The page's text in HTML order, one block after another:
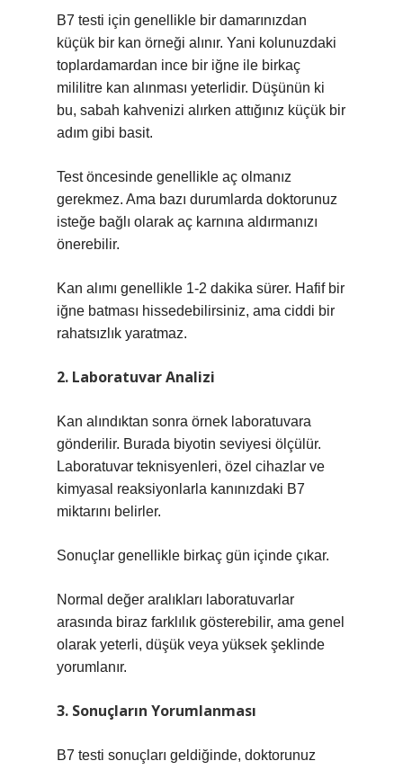
B7 testi için genellikle bir damarınızdan
küçük bir kan örneği alınır. Yani kolunuzdaki
toplardamardan ince bir iğne ile birkaç
mililitre kan alınması yeterlidir. Düşünün ki
bu, sabah kahvenizi alırken attığınız küçük bir
adım gibi basit.
Test öncesinde genellikle aç olmanız
gerekmez. Ama bazı durumlarda doktorunuz
isteğe bağlı olarak aç karnına aldırmanızı
önerebilir.
Kan alımı genellikle 1-2 dakika sürer. Hafif bir
iğne batması hissedebilirsiniz, ama ciddi bir
rahatsızlık yaratmaz.
2. Laboratuvar Analizi
Kan alındıktan sonra örnek laboratuvara
gönderilir. Burada biyotin seviyesi ölçülür.
Laboratuvar teknisyenleri, özel cihazlar ve
kimyasal reaksiyonlarla kanınızdaki B7
miktarını belirler.
Sonuçlar genellikle birkaç gün içinde çıkar.
Normal değer aralıkları laboratuvarlar
arasında biraz farklılık gösterebilir, ama genel
olarak yeterli, düşük veya yüksek şeklinde
yorumlanır.
3. Sonuçların Yorumlanması
B7 testi sonuçları geldiğinde, doktorunuz